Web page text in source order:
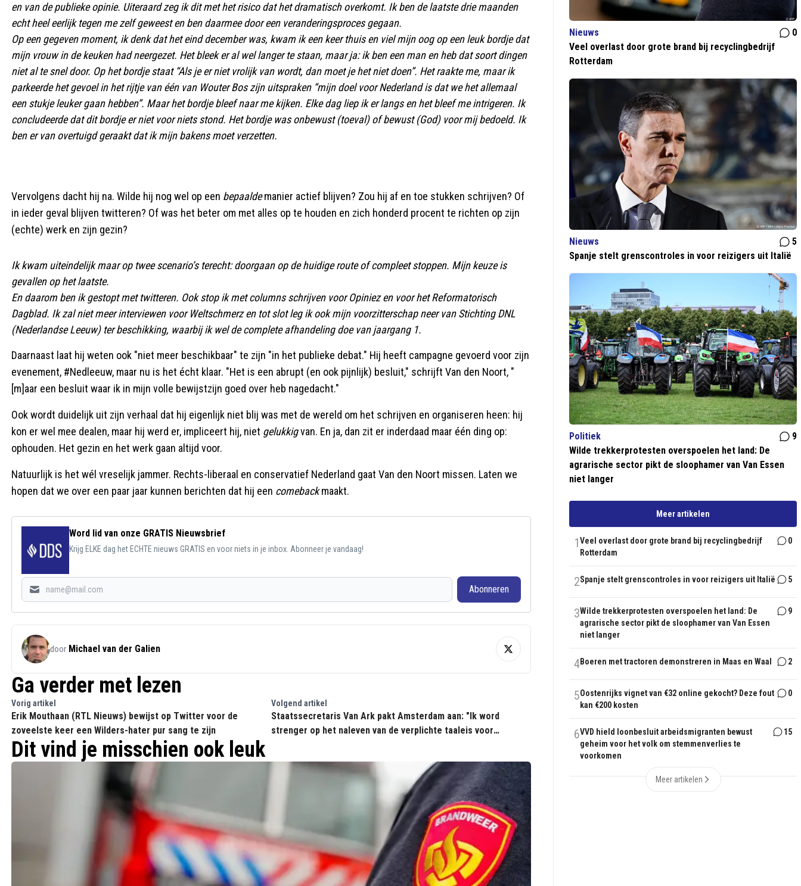
en van de publieke opinie. Uiteraard zeg ik dit met het risico dat het dramatisch overkomt. Ik ben de laatste drie maanden
echt heel eerlijk tegen me zelf geweest en ben daarmee door een veranderingsproces gegaan.
Op een gegeven moment, ik denk dat het eind december was, kwam ik een keer thuis en viel mijn oog op een leuk bordje dat
mijn vrouw in de keuken had neergezet. Het bleek er al wel langer te staan, maar ja: ik ben een man en heb dat soort dingen
niet al te snel door. Op het bordje staat “Als je er niet vrolijk van wordt, dan moet je het niet doen”. Het raakte me, maar ik
parkeerde het gevoel in het rijtje van één van Wouter Bos zijn uitspraken “mijn doel voor Nederland is dat we het allemaal
een stukje leuker gaan hebben”. Maar het bordje bleef naar me kijken. Elke dag liep ik er langs en het bleef me intrigeren. Ik
concludeerde dat dit bordje er niet voor niets stond. Het bordje was onbewust (toeval) of bewust (God) voor mij bedoeld. Ik
ben er van overtuigd geraakt dat ik mijn bakens moet verzetten.
Vervolgens dacht hij na. Wilde hij nog wel op een bepaaldemanier actief blijven? Zou hij af en toe stukken schrijven? Of
in ieder geval blijven twitteren? Of was het beter om met alles op te houden en zich honderd procent te richten op zijn
(echte) werk en zijn gezin?
Ik kwam uiteindelijk maar op twee scenario’s terecht: doorgaan op de huidige route of compleet stoppen. Mijn keuze is
gevallen op het laatste.
En daarom ben ik gestopt met twitteren. Ook stop ik met columns schrijven voor Opiniez en voor het Reformatorisch
Dagblad. Ik zal niet meer interviewen voor Weltschmerz en tot slot leg ik ook mijn voorzitterschap neer van Stichting DNL
(Nederlandse Leeuw) ter beschikking, waarbij ik wel de complete afhandeling doe van jaargang 1.
Daarnaast laat hij weten ook "niet meer beschikbaar" te zijn "in het publieke debat." Hij heeft campagne gevoerd voor zijn
evenement, #Nedleeuw, maar nu is het écht klaar. "Het is een abrupt (en ook pijnlijk) besluit," schrijft Van den Noort, "
[m]aar een besluit waar ik in mijn volle bewijstzijn goed over heb nagedacht."
Ook wordt duidelijk uit zijn verhaal dat hij eigenlijk niet blij was met de wereld om het schrijven en organiseren heen: hij
kon er wel mee dealen, maar hij werd er, impliceert hij, niet gelukkigvan. En ja, dan zit er inderdaad maar één ding op:
ophouden. Het gezin en het werk gaan altijd voor.
Natuurlijk is het wél vreselijk jammer. Rechts-liberaal en conservatief Nederland gaat Van den Noort missen. Laten we
hopen dat we over een paar jaar kunnen berichten dat hij een comebackmaakt.
Word lid van onze GRATIS Nieuwsbrief
Krijg ELKE dag het ECHTE nieuws GRATIS en voor niets in je inbox. Abonneer je vandaag!
Abonneren
door Michael van der Galien
Ga verder met lezen
Vorig artikel
Erik Mouthaan (RTL Nieuws) bewijst op Twitter voor de
zoveelste keer een Wilders-hater pur sang te zijn
Volgend artikel
Staatssecretaris Van Ark pakt Amsterdam aan: "Ik word
strenger op het naleven van de verplichte taaleis voor
Dit vind je misschien ook leuk
Nieuws
0
Veel overlast door grote brand bij recyclingbedrijf
Rotterdam
Nieuws
5
Spanje stelt grenscontroles in voor reizigers uit Italië
Politiek
9
Wilde trekkerprotesten overspoelen het land: De
agrarische sector pikt de sloophamer van Van Essen
niet langer
Meer artikelen
1Veel overlast door grote brand bij recyclingbedrijf
Rotterdam
0
2Spanje stelt grenscontroles in voor reizigers uit Italië 5
3Wilde trekkerprotesten overspoelen het land: De
agrarische sector pikt de sloophamer van Van Essen
niet langer
9
4Boeren met tractoren demonstreren in Maas en Waal 2
5Oostenrijks vignet van €32 online gekocht? Deze fout
kan €200 kosten
0
6VVD hield loonbesluit arbeidsmigranten bewust
geheim voor het volk om stemmenverlies te
voorkomen
15
Meer artikelen